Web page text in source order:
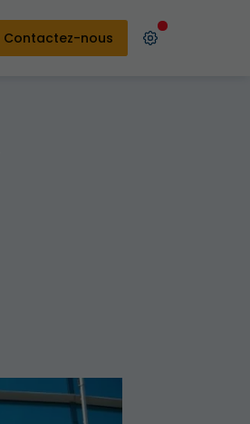
Contactez-nous